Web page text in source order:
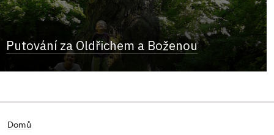
Putování za Oldřichem a Boženou
Domů